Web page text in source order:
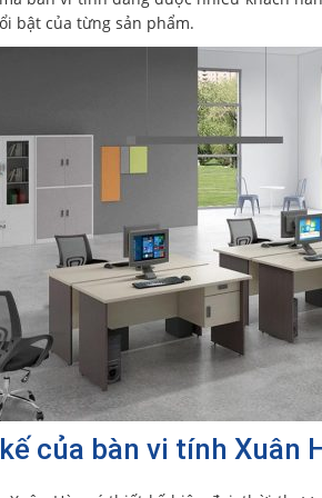
bật của từng sản phẩm.
của bàn vi tính Xuân